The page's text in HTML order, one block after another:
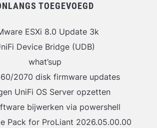
TOEGEVOEGD
ESXi 8.0 Update 3k
Device Bridge (UDB)
what’sup
2070 disk firmware updates
UniFi OS Server opzetten
bijwerken via powershell
Pack for ProLiant 2026.05.00.00